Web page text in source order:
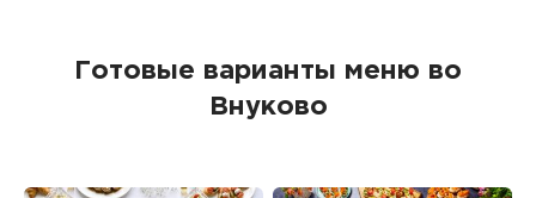
Готовые варианты меню во
Внуково